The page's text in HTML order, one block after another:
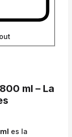
ml – La
es la